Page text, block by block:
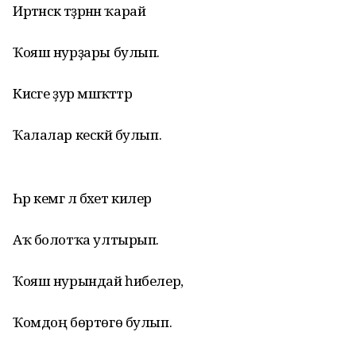
Иртәнсәк тәҙрәнән ҡарай
Ҡояш нурҙары булып.
Кисәге ҙур мәшәҡәттәр
Ҡалалар кескәй булып.
Һәр кемгә лә бәхет килер
Аҡ болотҡа ултырып.
Ҡояш нурындай һибелер,
Ҡомдоң бөртөгө булып.